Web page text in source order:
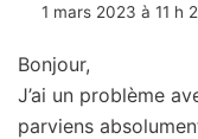
1 mars 2023 à 11 h
Bonjour,
J’ai un problème
parviens